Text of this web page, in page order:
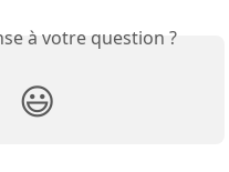
à votre question ?
😃